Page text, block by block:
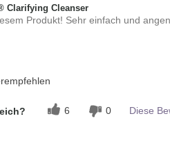
Clarifying Cleanser
Produkt! Sehr einfach und
6 0 Diese